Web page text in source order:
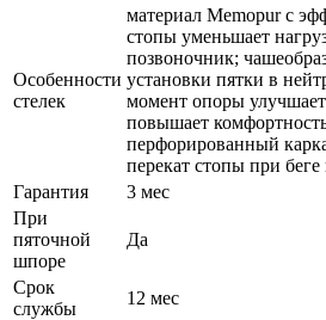
Особенности
стелек
материал Memopur с
стопы уменьшает
позвоночник;
установки пятки в
момент опоры
повышает
перфорированный
перекат стопы при
Гарантия
3 мес
При
пяточной
шпоре
Да
Срок
службы
12 мес